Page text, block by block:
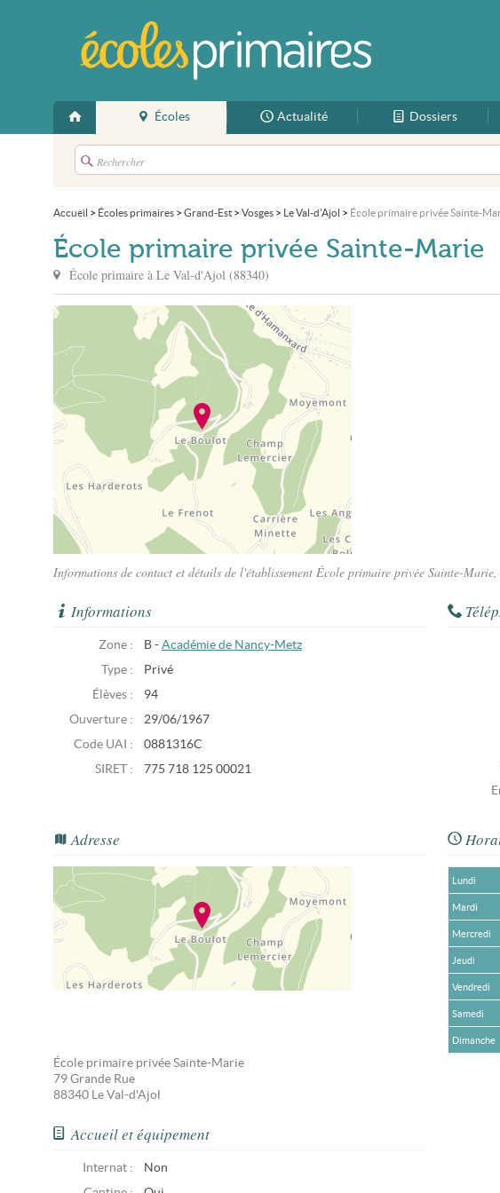
Écoles Actualité Dossiers
Accueil > Écoles primaires > Grand-Est > Vosges > Le Val-d'Ajol > École primaire privée Sainte-
École primaire privée Sainte-Marie
École primaire à Le Val-d'Ajol (88340)
Informations de contact et détails de l'établissement École primaire privée Sainte-
Informations
Zone : B - Académie de Nancy-Metz
Type :
Privé
Élèves :
94
Ouverture :
29/06/1967
Code UAI :
0881316C
SIRET :
775 718 125 00021
Adresse
École primaire privée Sainte-Marie
79 Grande Rue
88340 Le Val-d'Ajol
Lundi
Mardi
Mercredi
Jeudi
Vendredi
Samedi
Dimanche
Accueil et équipement
Internat :
Non